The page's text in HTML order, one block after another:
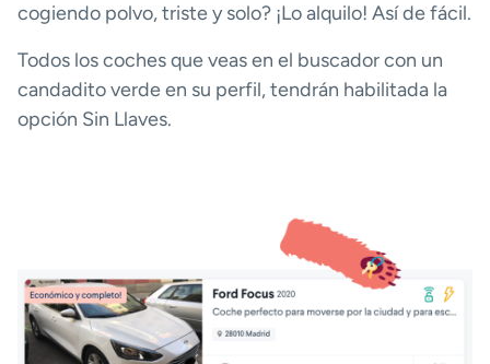
cogiendo polvo, triste y solo? ¡Lo alquilo! Así de fácil.
Todos los coches que veas en el buscador con un
candadito verde en su perfil, tendrán habilitada la
opción Sin Llaves.